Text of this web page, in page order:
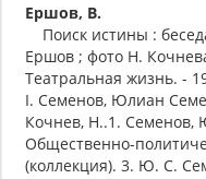
Ершов, В.
Поиск истины :
Ершов ; фото Н.
Театральная жизнь. -
I. Семенов, Юлиан
Кочнев, Н..1. Семенов,
Общественно-
(коллекция). 3. Ю. С.